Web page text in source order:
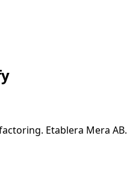
Etablera Mera AB.